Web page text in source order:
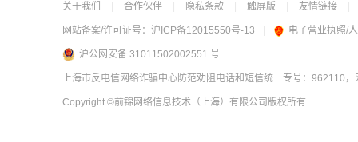
关于我们 合作伙伴 隐私条款 触屏版 友情链接
网站备案/许可证号： 沪ICP备12015550号-13 电子营业执照/
沪公网安备 31011502002551 号
上海市反电信网络诈骗中心防范劝阻电话和短信统一专号：962110
Copyright ©前锦网络信息技术（上海）有限公司 版权所有